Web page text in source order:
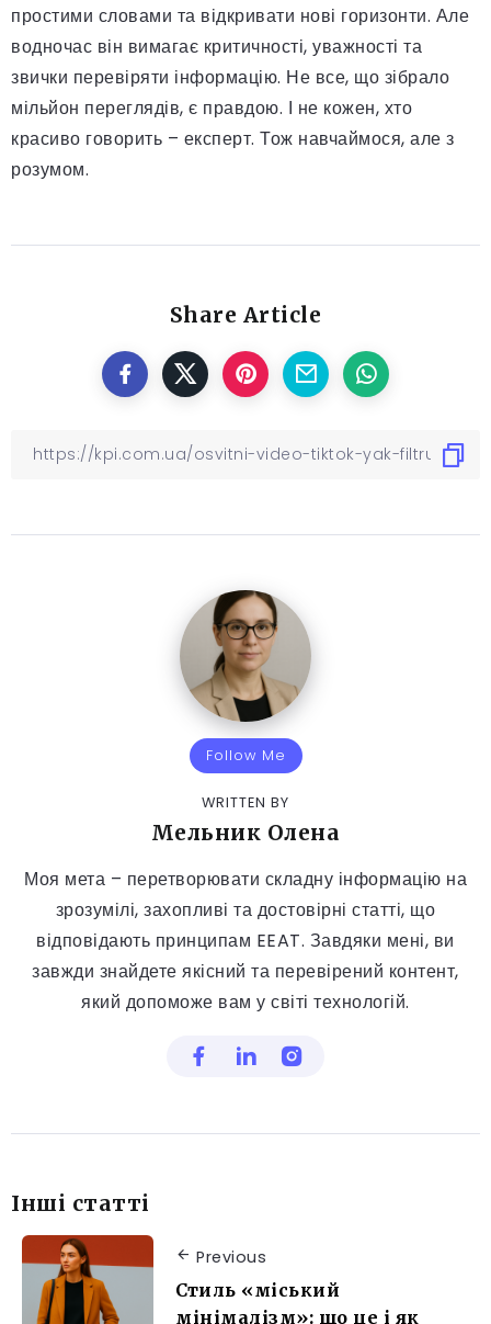
простими словами та відкривати нові горизонти. Але
водночас він вимагає критичності, уважності та
звички перевіряти інформацію. Не все, що зібрало
мільйон переглядів, є правдою. І не кожен, хто
красиво говорить – експерт. Тож навчаймося, але з
розумом.
Share Article
Follow Me
WRITTEN BY
Мельник Олена
Моя мета – перетворювати складну інформацію на
зрозумілі, захопливі та достовірні статті, що
відповідають принципам EEAT. Завдяки мені, ви
завжди знайдете якісний та перевірений контент,
який допоможе вам у світі технологій.
Інші статті
Previous
Стиль «міський
мінімалізм»: що це і як